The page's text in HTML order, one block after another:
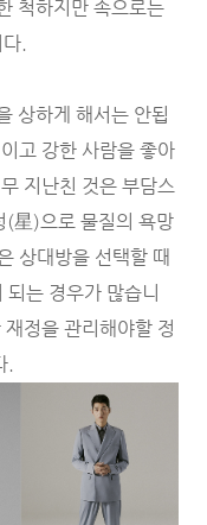
척하지만 속으로는
.
상하게 해서는 안됩
고 강한 사람을 좋아
지난친 것은 부담스
(星)으로 물질의 욕망
상대방을 선택할 때
는 경우가 많습니
정을 관리해야할 정
.